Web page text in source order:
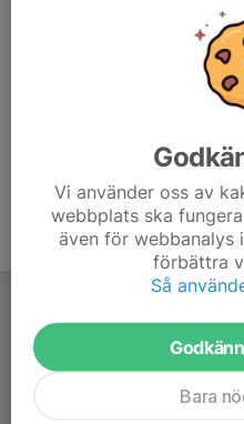
Vi använder oss av
webbplats ska
även för webbanalys
förbättra
Så
Bara